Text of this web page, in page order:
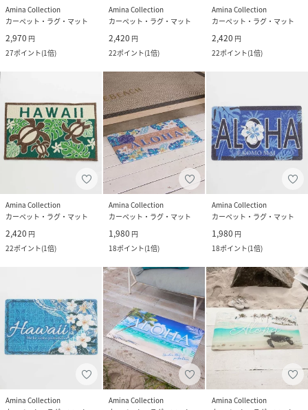
Amina Collection
カーペット・ラグ・マット
2,970 円
27ポイント(1倍)
Amina Collection
カーペット・ラグ・マット
2,420 円
22ポイント(1倍)
Amina Collection
カーペット・ラグ・マット
2,420 円
22ポイント(1倍)
Amina Collection
カーペット・ラグ・マット
2,420 円
22ポイント(1倍)
Amina Collection
カーペット・ラグ・マット
1,980 円
18ポイント(1倍)
Amina Collection
カーペット・ラグ・マット
1,980 円
18ポイント(1倍)
Amina Collection
Amina Collection
Amina Collection